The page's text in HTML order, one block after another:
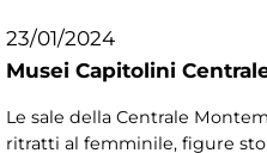
23/01/2024
Musei Capitolini
Le sale della Centrale
ritratti al femminile, figure